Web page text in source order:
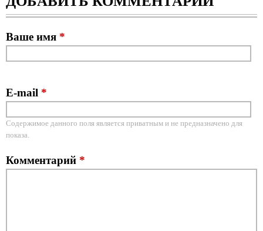
Ваше имя *
E-mail *
Содержимое данного поля является приватным и не предназначено для
показа.
Комментарий *